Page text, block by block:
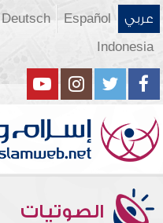
عربي Español
Deutsch
Indonesia
الصوتيات